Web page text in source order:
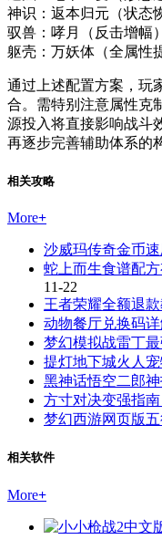
神识：返本归元（状态
驭兽：哮月（反击增幅
躯壳：万妖体（全属性
通过上述配置方案，玩
合。需特别注意属性克
源投入将直接影响战斗
再逐步完善辅助体系的
相关攻略
More+
沙威玛传奇金币
蛇上而生食谱配
11-22
王者荣耀全额退
动物餐厅兑换码
梦幻模拟战雷丁
提灯地下城火人
黑神话悟空二郎
方寸对决变强指
梦幻西游网页版
相关软件
More+